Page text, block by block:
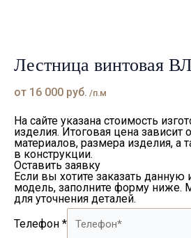
Лестница винтовая
от 16 000 руб. /п.м
На сайте указана стоимость
изделия. Итоговая цена зависит
материалов, размера изделия, а
в конструкции.
Оставить заявку
Если вы хотите заказать
модель, заполните форму
для уточнения деталей.
Телефон *